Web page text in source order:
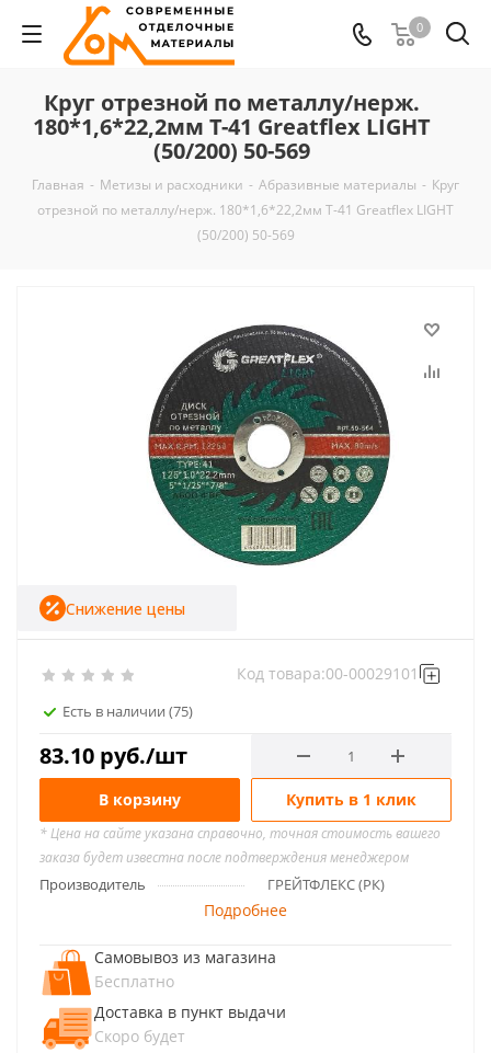
0
Круг отрезной по металлу/нерж.
180*1,6*22,2мм Т-41 Greatflex LIGHT
(50/200) 50-569
Главная - Метизы и расходники - Абразивные материалы - Круг
отрезной по металлу/нерж. 180*1,6*22,2мм Т-41 Greatflex LIGHT
(50/200) 50-569
Есть в наличии (75)
Код товара:00-00029101
83.10 руб./шт
Снижение цены
В корзину Купить в 1 клик
* Цена на сайте указана справочно, точная стоимость вашего
заказа будет известна после подтверждения менеджером
Производитель ГРЕЙТФЛЕКС (РК)
Подробнее
Самовывоз из магазина
Бесплатно
Доставка в пункт выдачи
Скоро будет